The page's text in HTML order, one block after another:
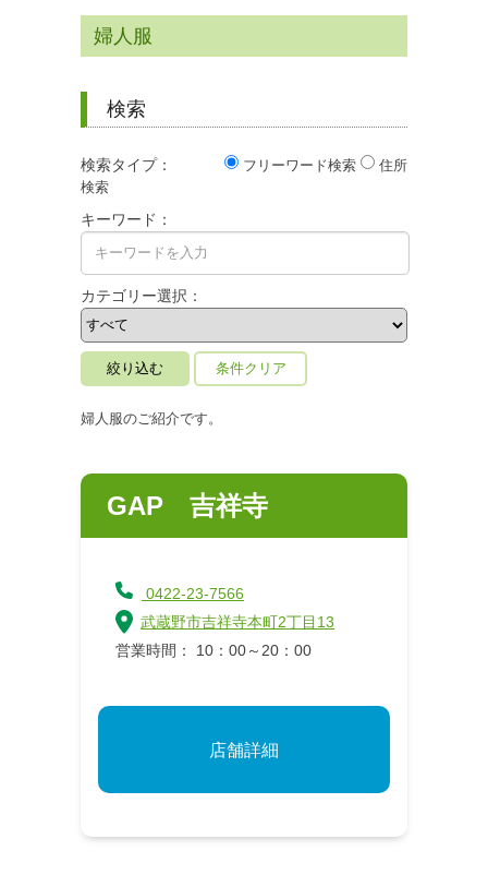
婦人服
検索
検索タイプ： フリーワード検索
住所
検索
キーワード：
カテゴリー選択：
条件クリア
婦人服のご紹介です。
GAP 吉祥寺
0422-23-7566
武蔵野市吉祥寺本町2丁目13
営業時間： 10：00～20：00
店舗詳細